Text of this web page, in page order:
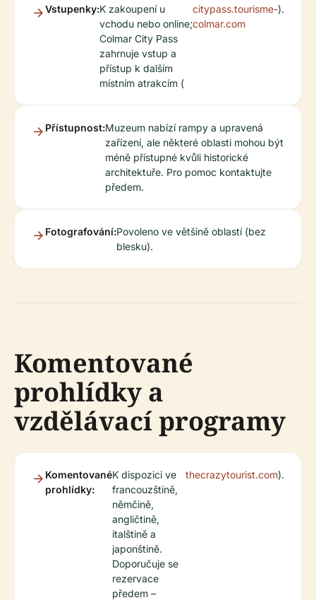
Vstupenky:K zakoupení u
vchodu nebo online;
Colmar City Pass
zahrnuje vstup a
přístup k dalším
místním atrakcím (
citypass.tourisme-
colmar.com
).
Přístupnost:Muzeum nabízí rampy a upravená
zařízení, ale některé oblasti mohou být
méně přístupné kvůli historické
architektuře. Pro pomoc kontaktujte
předem.
Fotografování:Povoleno ve většině oblastí (bez
blesku).
Komentované
prohlídky a
vzdělávací programy
Komentované
prohlídky:
K dispozici ve
francouzštině,
němčině,
angličtině,
italštině a
japonštině.
Doporučuje se
rezervace
předem –
thecrazytourist.com).